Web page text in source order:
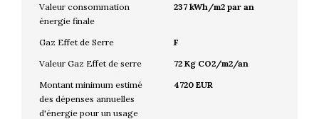
Valeur consommation
énergie finale
237 kWh/m2 par an
Gaz Effet de Serre
F
Valeur Gaz Effet de serre
72 Kg CO2/m2/an
Montant minimum estimé
des dépenses annuelles
d'énergie pour un usage
4720 EUR